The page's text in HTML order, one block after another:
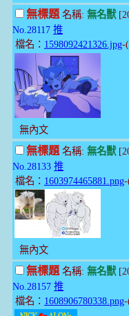
無標題名稱: 無名獸
No.28117 推
檔名： 1598092421326.jpg-
無內文
無標題名稱: 無名獸
No.28133 推
檔名： 1603974465881.png-
無內文
無標題名稱: 無名獸
No.28157 推
檔名： 1608906780338.png-